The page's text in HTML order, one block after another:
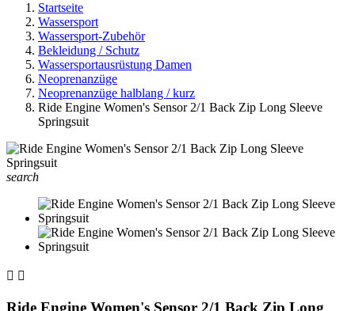
Startseite
Wassersport
Wassersport-Zubehör
Bekleidung / Schutz
Wassersportausrüstung Damen
Neoprenanzüge
Neoprenanzüge halblang / kurz
Ride Engine Women's Sensor 2/1 Back Zip Long Sleeve
Springsuit
search
 
Ride Engine Women's Sensor 2/1 Back Zip Long